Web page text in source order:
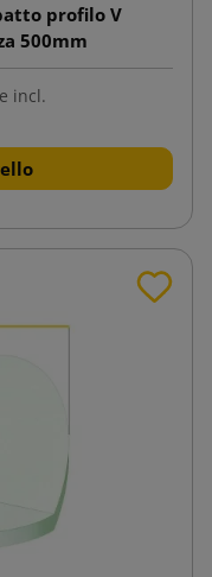
profilo V
500mm
incl.